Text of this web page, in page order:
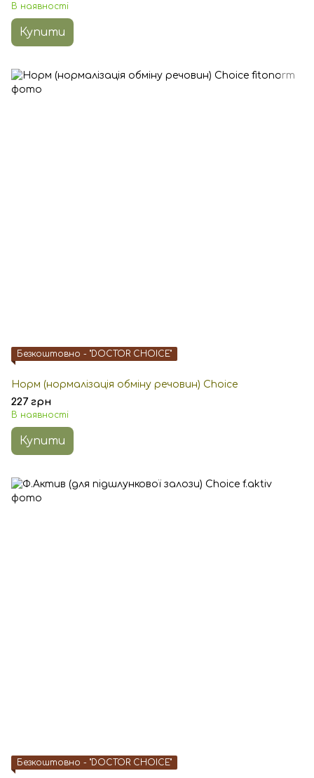
В наявності
Купити
Безкоштовно - "DOCTOR CHOICE"
Норм (нормалізація обміну речовин) Choice
227 грн
В наявності
Купити
Безкоштовно - "DOCTOR CHOICE"